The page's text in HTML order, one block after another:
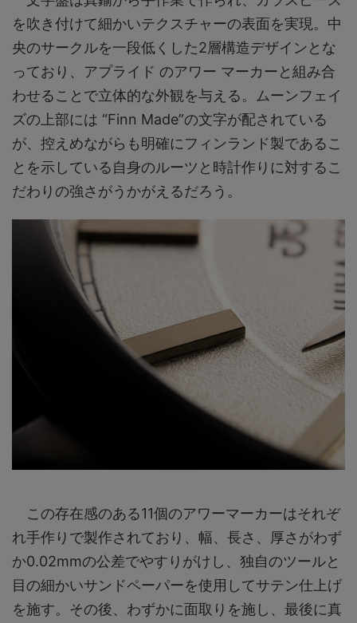
を吹き付けて細かいテクスチャーの表面を実現。中
央のサークルを一段低くした2層構造デザインとな
っており、アプライド のアワー マーカーと組み合
わせることで立体的な外観を与える。ムーンフェイ
ズの上部には “Finn Made”の文字が配されている
が、控えめながらも明確にフィンランド製であるこ
とを示している自身のルーツと時計作りに対するこ
だわりの強さがうかがえるだろう。
この存在感のある11個のアワーマーカーはそれぞ
れ手作りで製作されており、幅、長さ、厚さがわず
か0.02mmの公差でやすりがけし、独自のツールと
目の細かいサンドペーパーを使用してサテン仕上げ
を施す。その後、わずかに面取りを施し、最後に真